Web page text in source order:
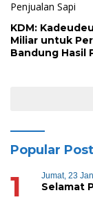
KDM:
Miliar untuk
Bandung Hasil
Popular Post
1 Jumat, 23
Selamat